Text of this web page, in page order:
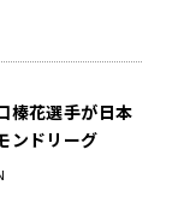
榛花選手が日本
ンドリーグ
大会振り返り、
ファイナル日